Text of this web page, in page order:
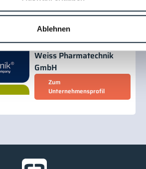
Ablehnen
Weiss Pharmatechnik GmbH
Weiss Pharmatechnik
GmbH
Zum
Unternehmensprofil